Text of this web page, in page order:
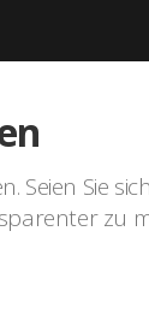
Sie
zu